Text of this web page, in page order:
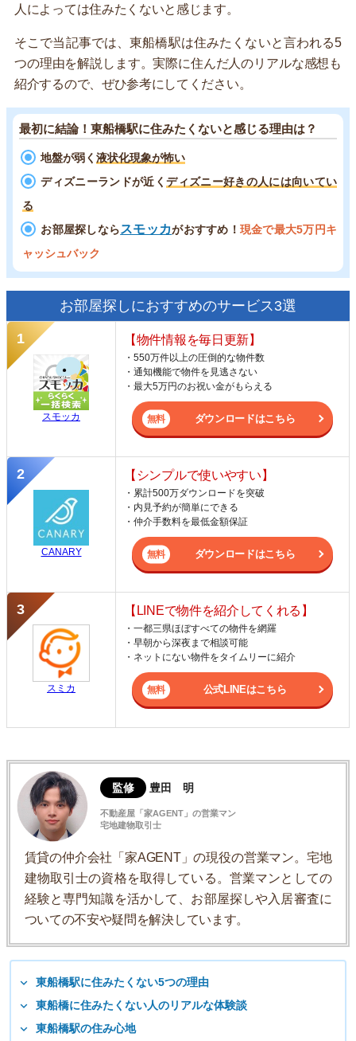
人によっては住みたくないと感じます。
そこで当記事では、東船橋駅は住みたくないと言われる5
つの理由を解説します。実際に住んだ人のリアルな感想も
紹介するので、ぜひ参考にしてください。
最初に結論！東船橋駅に住みたくないと感じる理由は？
地盤が弱く 液状化現象が怖い
ディズニーランドが近くディズニー好きの人には向いてい
る
お部屋探しならスモッカがおすすめ！ 現金で最大5万円キ
ャッシュバック
お部屋探しにおすすめのサービス3選
スモッカ
【物件情報を毎日更新】
・550万件以上の圧倒的な物件数
・通知機能で物件を見逃さない
・最大5万円のお祝い金がもらえる
ダウンロードはこちら
CANARY
【シンプルで使いやすい】
・累計500万ダウンロードを突破
・内見予約が簡単にできる
・仲介手数料を最低金額保証
ダウンロードはこちら
スミカ
【LINEで物件を紹介してくれる】
・一都三県ほぼすべての物件を網羅
・早朝から深夜まで相談可能
・ネットにない物件をタイムリーに紹介
公式LINEはこちら
監修 豊田 明
不動産屋「家AGENT」の営業マン
宅地建物取引士
賃貸の仲介会社「家AGENT」の現役の営業マン。宅地
建物取引士の資格を取得している。営業マンとしての
経験と専門知識を活かして、お部屋探しや入居審査に
ついての不安や疑問を解決しています。
東船橋駅に住みたくない5つの理由
東船橋に住みたくない人のリアルな体験談
東船橋駅の住み心地